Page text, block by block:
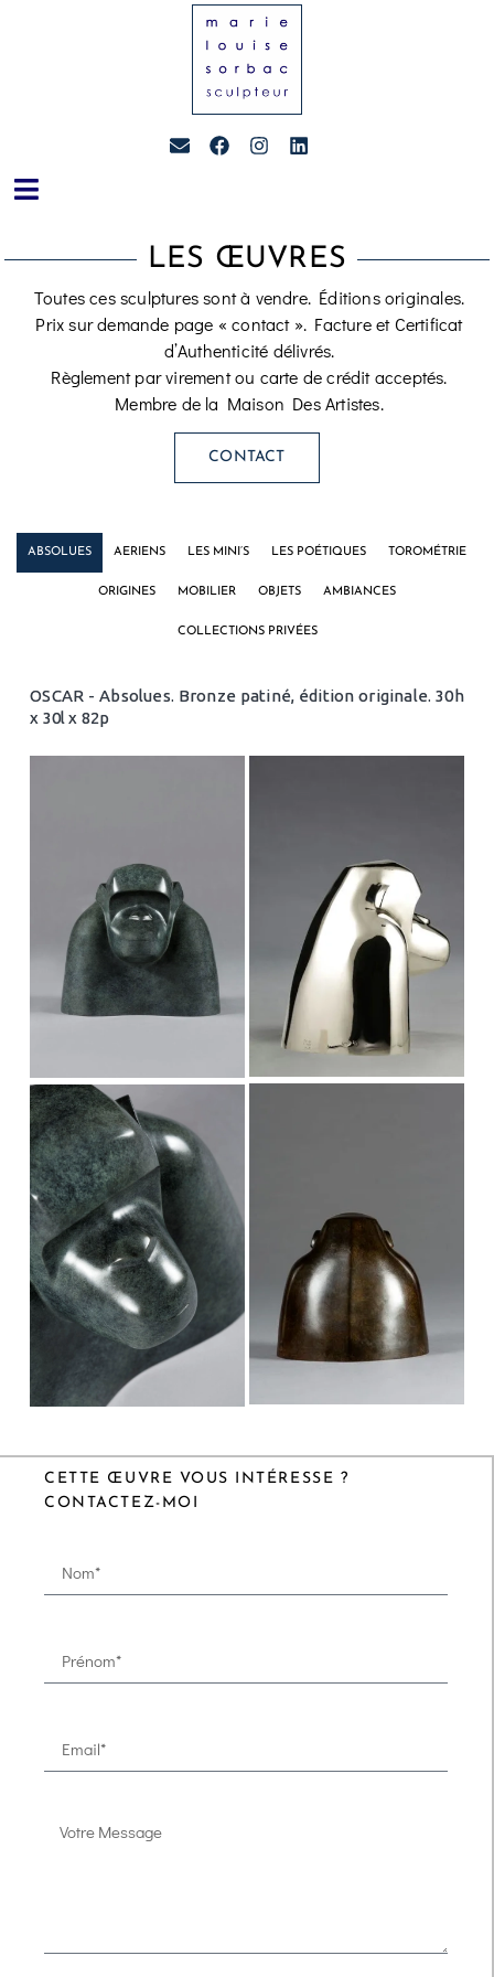
LES ŒUVRES
Toutes ces sculptures sont à vendre. Éditions originales.
Prix sur demande page « contact ». Facture et Certificat
d’Authenticité délivrés.
Règlement par virement ou carte de crédit acceptés.
Membre de la Maison Des Artistes.
CONTACT
ABSOLUES AERIENS LES MINI’S LES POÉTIQUES TOROMÉTRIE
ORIGINES MOBILIER OBJETS AMBIANCES
COLLECTIONS PRIVÉES
OSCAR - Absolues. Bronze patiné, édition originale. 30h
x 30l x 82p
CETTE ŒUVRE VOUS INTÉRESSE ?
CONTACTEZ-MOI